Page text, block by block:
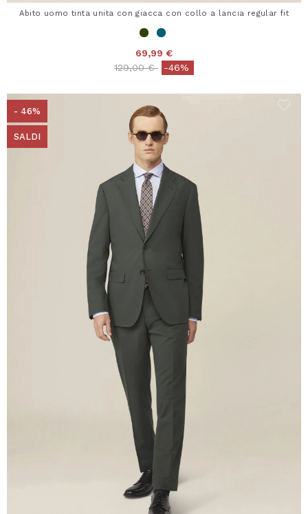
Abito uomo tinta unita con giacca con collo a lancia regular fit
69,99 €
Price reduced from
129,00 €to-46%
- 46%
SALDI